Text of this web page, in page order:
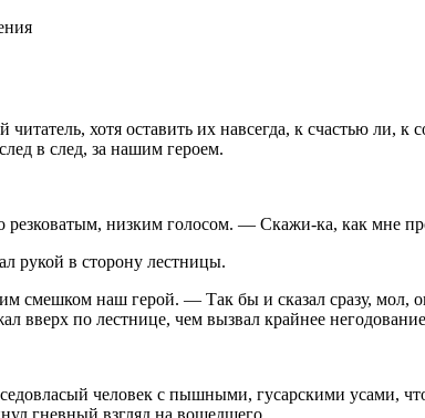
хотя оставить их навсегда, к счастью
в след, за нашим героем.
низким голосом. — Скажи-ка, как мне
рукой в сторону лестницы.
наш герой. — Так бы и сказал сразу, мол,
по лестнице, чем вызвал крайнее
человек с пышными, гусарскими усами,
гневный взгляд на вошедшего.